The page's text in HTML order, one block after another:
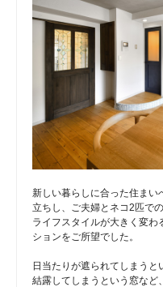
新しい暮らしに合った住まい
立ちし、ご夫婦とネコ2匹で
ライフスタイルが大きく変わ
ションをご所望でした。
日当たりが遮られてしまうと
結露してしまうという窓など、